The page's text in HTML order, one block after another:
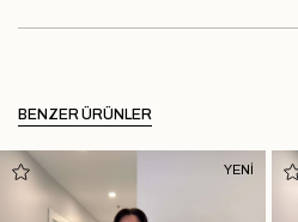
BENZER ÜRÜNLER
YENİ